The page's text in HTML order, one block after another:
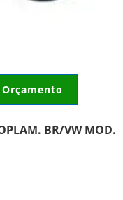
BR/VW MOD.